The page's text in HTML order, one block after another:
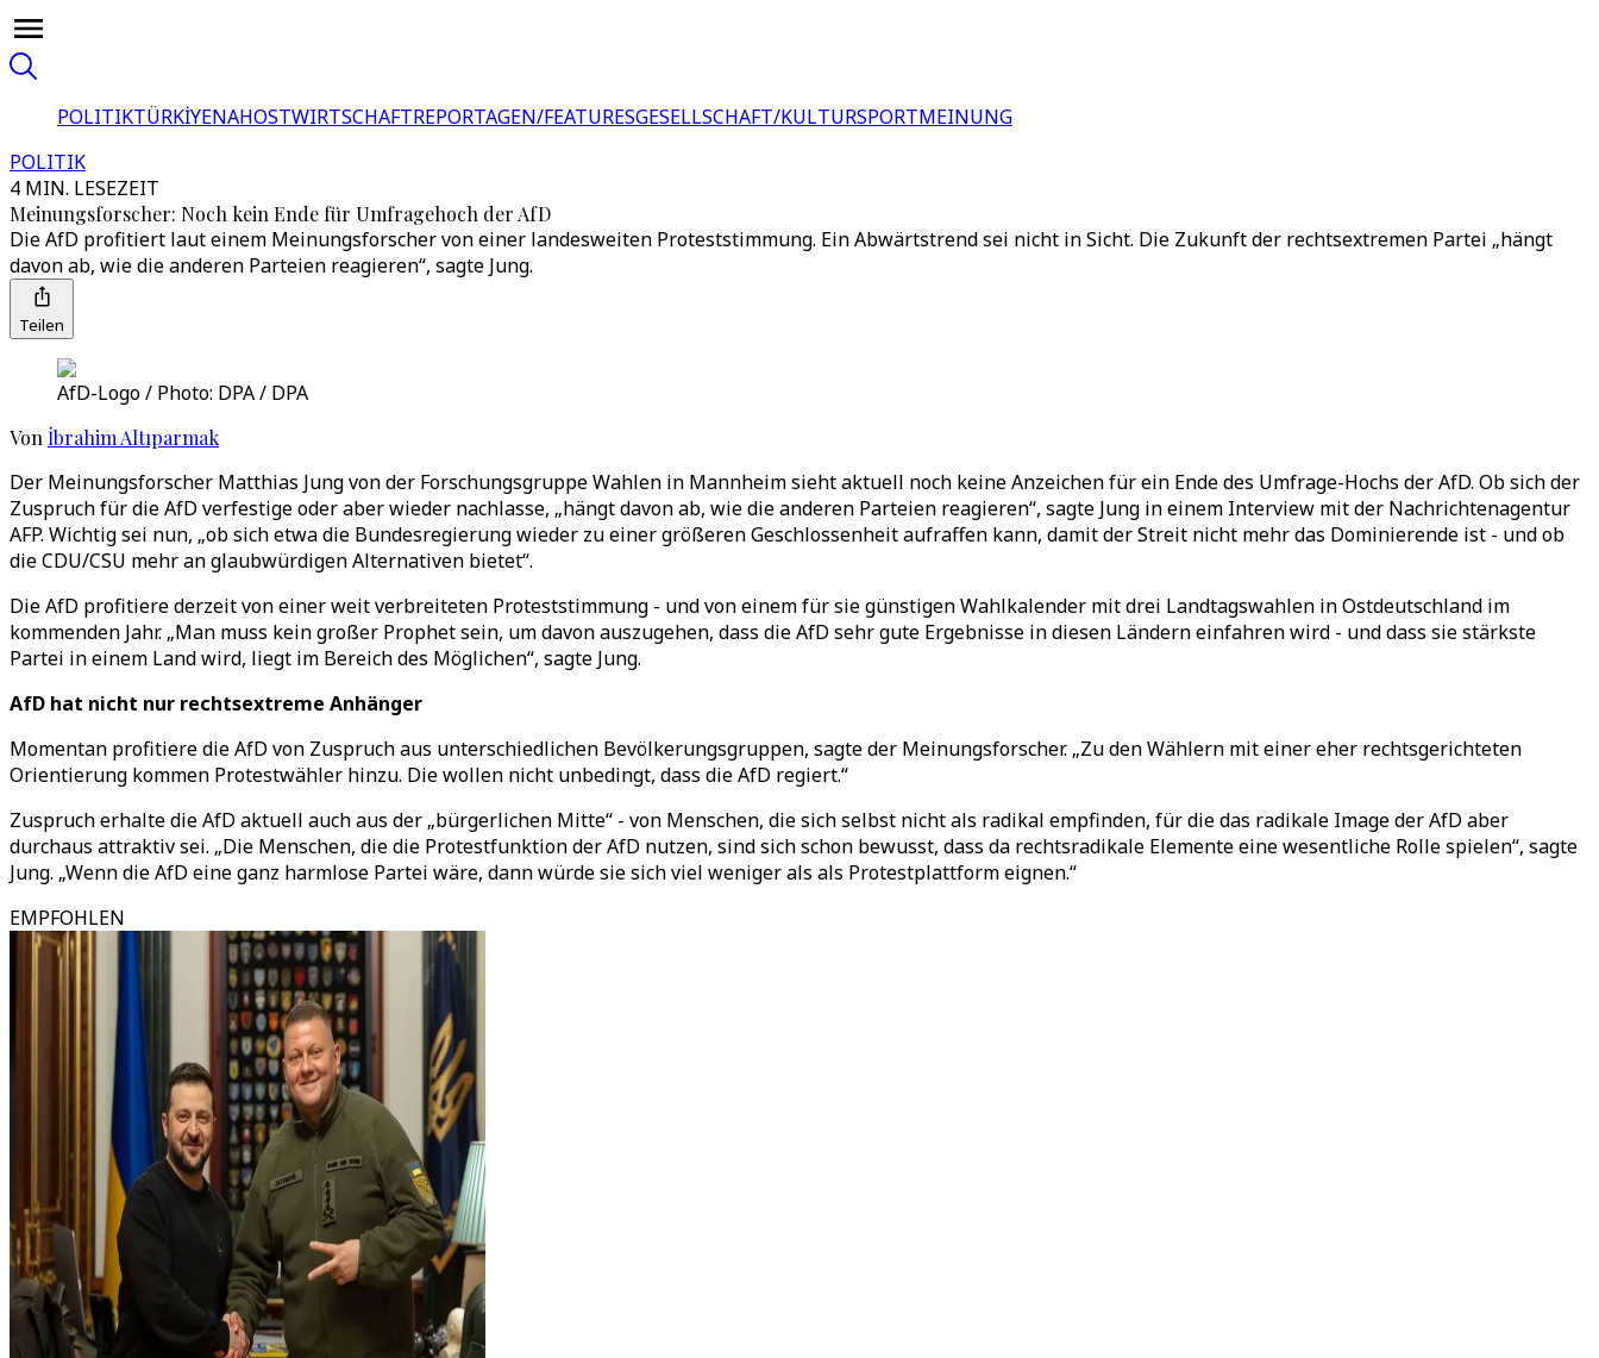
POLITIKTÜRKİYENAHOSTWIRTSCHAFTREPORTAGEN/FEATURESGESELLSCHAFT/KULTURSPORTMEINUNG
POLITIK
4 MIN. LESEZEIT
Meinungsforscher: Noch kein Ende für Umfragehoch der AfD
Die AfD profitiert laut einem Meinungsforscher von einer landesweiten Proteststimmung. Ein Abwärtstrend sei nicht in Sicht. Die Zukunft der rechtsextremen Partei „hängt
davon ab, wie die anderen Parteien reagieren“, sagte Jung.
Teilen
AfD-Logo / Photo: DPA / DPA
Von İbrahim Altıparmak
Der Meinungsforscher Matthias Jung von der Forschungsgruppe Wahlen in Mannheim sieht aktuell noch keine Anzeichen für ein Ende des Umfrage-Hochs der AfD. Ob sich der
Zuspruch für die AfD verfestige oder aber wieder nachlasse, „hängt davon ab, wie die anderen Parteien reagieren“, sagte Jung in einem Interview mit der Nachrichtenagentur
AFP. Wichtig sei nun, „ob sich etwa die Bundesregierung wieder zu einer größeren Geschlossenheit aufraffen kann, damit der Streit nicht mehr das Dominierende ist - und ob
die CDU/CSU mehr an glaubwürdigen Alternativen bietet“.
Die AfD profitiere derzeit von einer weit verbreiteten Proteststimmung - und von einem für sie günstigen Wahlkalender mit drei Landtagswahlen in Ostdeutschland im
kommenden Jahr. „Man muss kein großer Prophet sein, um davon auszugehen, dass die AfD sehr gute Ergebnisse in diesen Ländern einfahren wird - und dass sie stärkste
Partei in einem Land wird, liegt im Bereich des Möglichen“, sagte Jung.
AfD hat nicht nur rechtsextreme Anhänger
Momentan profitiere die AfD von Zuspruch aus unterschiedlichen Bevölkerungsgruppen, sagte der Meinungsforscher. „Zu den Wählern mit einer eher rechtsgerichteten
Orientierung kommen Protestwähler hinzu. Die wollen nicht unbedingt, dass die AfD regiert.“
Zuspruch erhalte die AfD aktuell auch aus der „bürgerlichen Mitte“ - von Menschen, die sich selbst nicht als radikal empfinden, für die das radikale Image der AfD aber
durchaus attraktiv sei. „Die Menschen, die die Protestfunktion der AfD nutzen, sind sich schon bewusst, dass da rechtsradikale Elemente eine wesentliche Rolle spielen“, sagte
Jung. „Wenn die AfD eine ganz harmlose Partei wäre, dann würde sie sich viel weniger als als Protestplattform eignen.“
EMPFOHLEN